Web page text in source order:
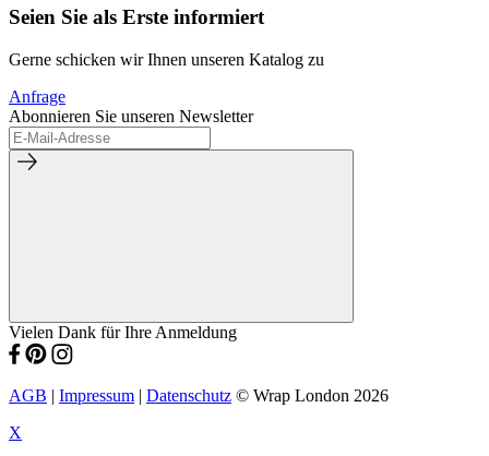
Seien Sie als Erste informiert
Gerne schicken wir Ihnen unseren Katalog zu
Anfrage
Abonnieren Sie unseren Newsletter
Vielen Dank für Ihre Anmeldung
AGB | Impressum | Datenschutz © Wrap London 2026
X